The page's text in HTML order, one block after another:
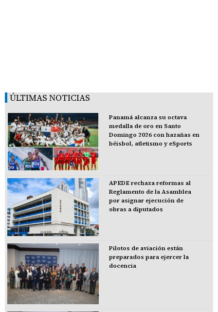
ÚLTIMAS NOTICIAS
Panamá alcanza su octava
medalla de oro en Santo
Domingo 2026 con hazañas en
béisbol, atletismo y eSports
APEDE rechaza reformas al
Reglamento de la Asamblea
por asignar ejecución de
obras a diputados
Pilotos de aviación están
preparados para ejercer la
docencia